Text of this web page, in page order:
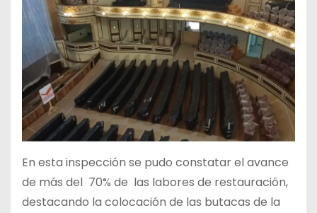
En esta inspección se pudo constatar el avance
de más del 70% de las labores de restauración,
destacando la colocación de las butacas de la